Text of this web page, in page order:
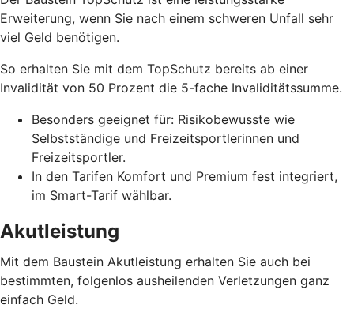
Erweiterung, wenn Sie nach einem schweren Unfall sehr
viel Geld benötigen.
So erhalten Sie mit dem TopSchutz bereits ab einer
Invalidität von 50 Prozent die 5-fache Invaliditätssumme.
Besonders geeignet für: Risikobewusste wie
Selbstständige und Freizeitsportlerinnen und
Freizeitsportler.
In den Tarifen Komfort und Premium fest integriert,
im Smart-Tarif wählbar.
Akutleistung
Mit dem Baustein Akutleistung erhalten Sie auch bei
bestimmten, folgenlos ausheilenden Verletzungen ganz
einfach Geld.